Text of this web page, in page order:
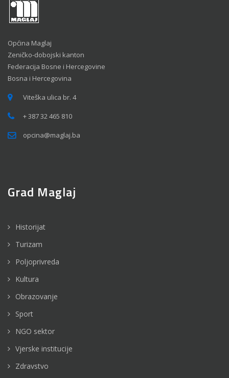
Općina Maglaj
Zeničko-dobojski kanton
Federacija Bosne i Hercegovine
Bosna i Hercegovina
Viteška ulica br. 4
+ 387 32 465 810
opcina@maglaj.ba
Grad Maglaj
Historijat
Turizam
Poljoprivreda
Kultura
Obrazovanje
Sport
NGO sektor
Vjerske institucije
Zdravstvo